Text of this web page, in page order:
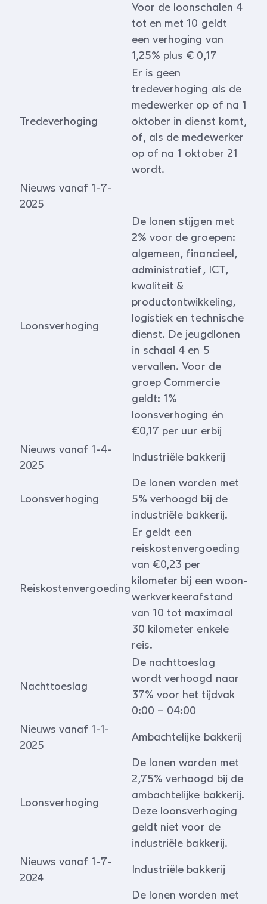
Voor de loonschalen 4
tot en met 10 geldt
een verhoging van
1,25% plus € 0,17
Tredeverhoging
Er is geen
tredeverhoging als de
medewerker op of na 1
oktober in dienst komt,
of, als de medewerker
op of na 1 oktober 21
wordt.
Nieuws vanaf 1-7-
2025
Loonsverhoging
De lonen stijgen met
2% voor de groepen:
algemeen, financieel,
administratief, ICT,
kwaliteit &
productontwikkeling,
logistiek en technische
dienst. De jeugdlonen
in schaal 4 en 5
vervallen. Voor de
groep Commercie
geldt: 1%
loonsverhoging én
€0,17 per uur erbij
Nieuws vanaf 1-4-
2025
Industriële bakkerij
Loonsverhoging
De lonen worden met
5% verhoogd bij de
industriële bakkerij.
Reiskostenvergoeding
Er geldt een
reiskostenvergoeding
van €0,23 per
kilometer bij een woon-
werkverkeerafstand
van 10 tot maximaal
30 kilometer enkele
reis.
Nachttoeslag
De nachttoeslag
wordt verhoogd naar
37% voor het tijdvak
0:00 – 04:00
Nieuws vanaf 1-1-
2025
Ambachtelijke bakkerij
Loonsverhoging
De lonen worden met
2,75% verhoogd bij de
ambachtelijke bakkerij.
Deze loonsverhoging
geldt niet voor de
industriële bakkerij.
Nieuws vanaf 1-7-
2024
Industriële bakkerij
De lonen worden met